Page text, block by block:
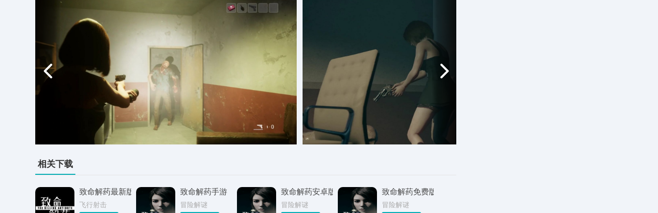
相关下载
致命解药最新版
飞行射击
致命解药手游
冒险解谜
致命解药安卓版
冒险解谜
致命解药免费版
冒险解谜